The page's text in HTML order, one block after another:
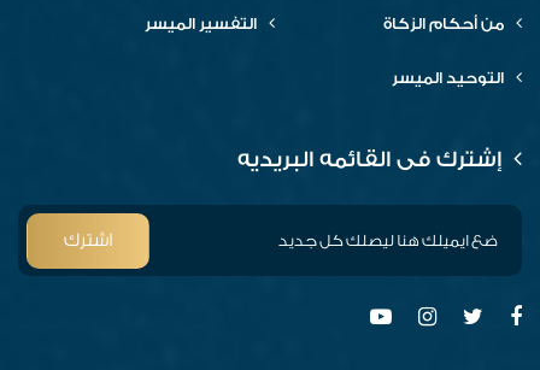
من أحكام الزكاة التفسير الميسر
التوحيد الميسر
إشترك فى القائمه البريديه